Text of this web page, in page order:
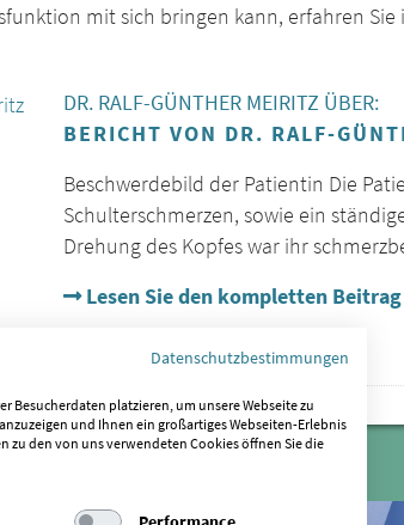
mit sich bringen kann, erfahren
DR. RALF-GÜNTHER MEIRITZ ÜBER:
BERICHT VON DR. RALF-
Beschwerdebild der Patientin Die
Schulterschmerzen, sowie ein
Drehung des Kopfes war ihr
Lesen Sie den kompletten Beitrag
Datenschutzbestimmungen
Besucherdaten platzieren, um unsere Webseite zu
und Ihnen ein großartiges Webseiten-Erlebnis
zu den von uns verwendeten Cookies öffnen Sie die